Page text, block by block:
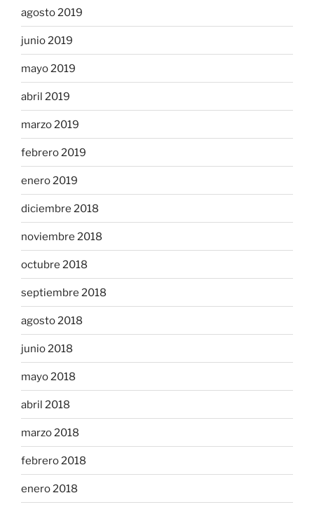
agosto 2019
junio 2019
mayo 2019
abril 2019
marzo 2019
febrero 2019
enero 2019
diciembre 2018
noviembre 2018
octubre 2018
septiembre 2018
agosto 2018
junio 2018
mayo 2018
abril 2018
marzo 2018
febrero 2018
enero 2018